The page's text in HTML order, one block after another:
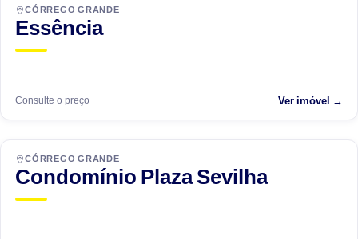
CÓRREGO GRANDE
Essência
Consulte o preço Ver imóvel →
CÓRREGO GRANDE
Condomínio Plaza Sevilha